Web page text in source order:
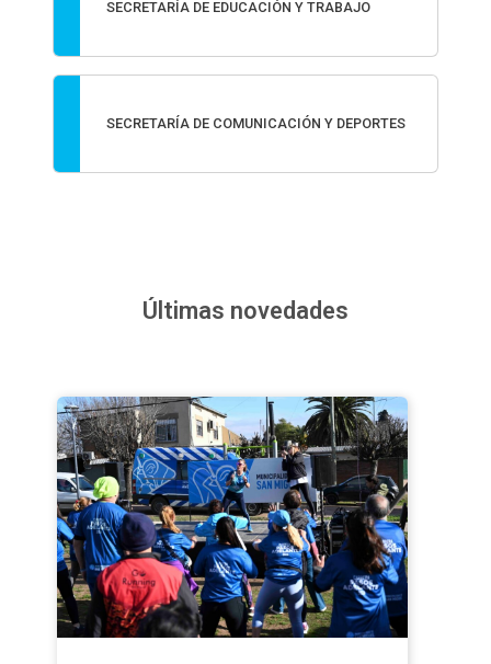
SECRETARÍA DE EDUCACIÓN Y TRABAJO
SECRETARÍA DE COMUNICACIÓN Y DEPORTES
Últimas novedades